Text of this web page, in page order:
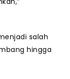
salah
hingga